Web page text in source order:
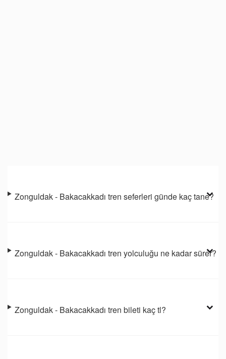
Zonguldak - Bakacakkadı tren seferleri günde kaç tane?
Zonguldak - Bakacakkadı tren yolculuğu ne kadar sürer?
Zonguldak - Bakacakkadı tren bileti kaç tl?